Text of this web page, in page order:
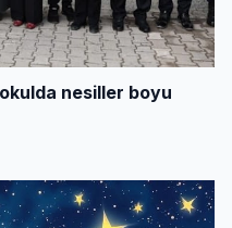
nesiller boyu